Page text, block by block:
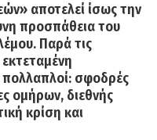
αποτελεί ίσως την
προσπάθεια του
Παρά τις
εκτεταμένη
πολλαπλοί: σφοδρές
ομήρων, διεθνής
κρίση και